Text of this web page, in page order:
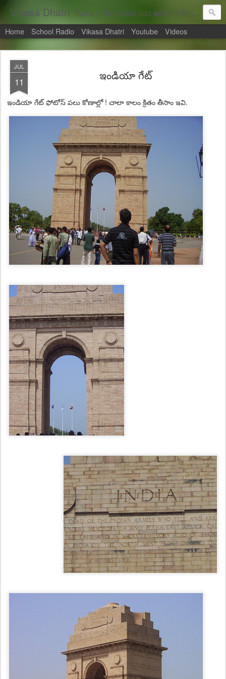
Vikasa Dhatri Turns information into action!! Blogs on Sustainability
Home School Radio Vikasa Dhatri Youtube Videos
JUL
11 ఇండియా గేట్
ఇండియా గేట్ ఫోటోస్ పలు కోణాల్లో ! చాలా కాలం క్రితం తీసాం ఇవి.